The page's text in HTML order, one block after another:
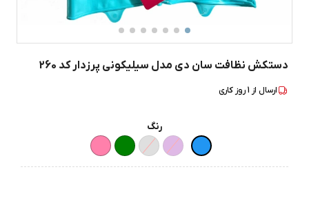
دستکش نظافت سان دی مدل سیلیکونی پرزدار کد 260
ارسال از 1روز کاری
رنگ